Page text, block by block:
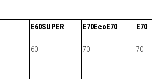
E60SUPER E70EcoE70 E70
60 70 70